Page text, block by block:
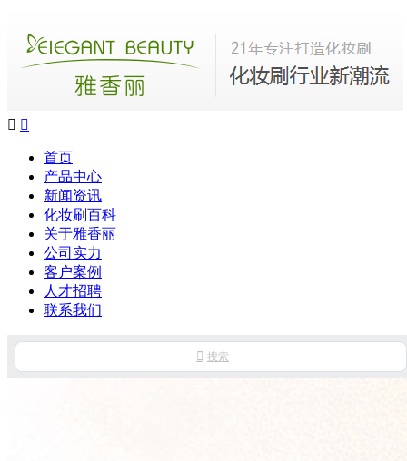
 
首页
产品中心
新闻资讯
化妆刷百科
关于雅香丽
公司实力
客户案例
人才招聘
联系我们
 搜索